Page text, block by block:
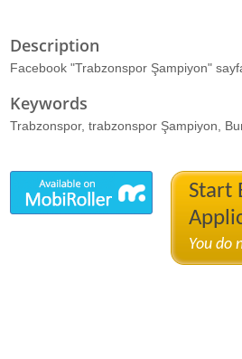
Description
Facebook "Trabzonspor Şampiyon"
Keywords
Trabzonspor, trabzonspor Şampiyon,
Start
You do